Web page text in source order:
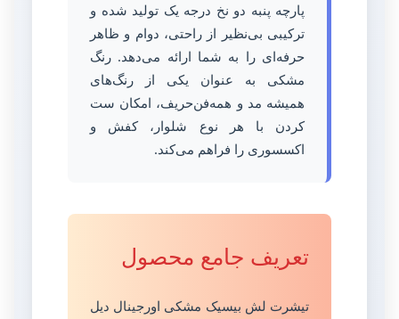
پارچه پنبه دو نخ درجه یک تولید شده و
ترکیبی بی‌نظیر از راحتی، دوام و ظاهر
حرفه‌ای را به شما ارائه می‌دهد. رنگ
مشکی به عنوان یکی از رنگ‌های
همیشه مد و همه‌فن‌حریف، امکان ست
کردن با هر نوع شلوار، کفش و
اکسسوری را فراهم می‌کند.
تعریف جامع محصول
تیشرت لش بیسیک مشکی اورجینال دیل